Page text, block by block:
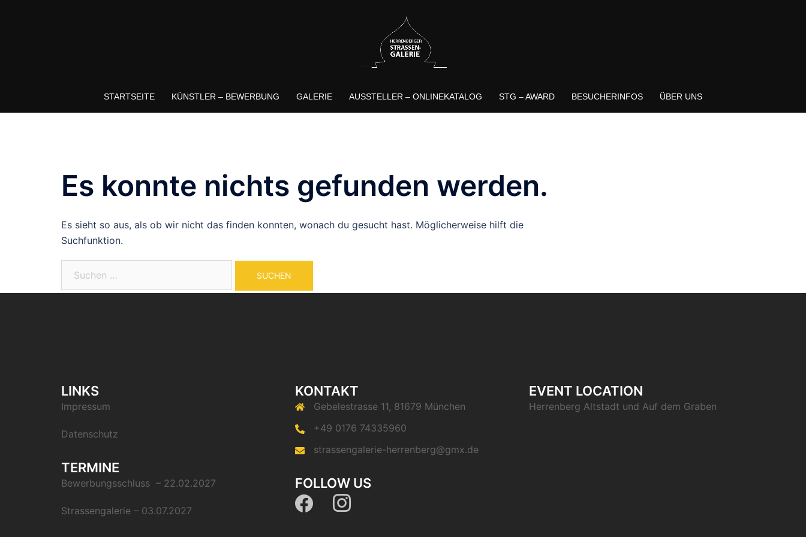
STARTSEITE KÜNSTLER – BEWERBUNG GALERIE AUSSTELLER – ONLINEKATALOG STG – AWARD BESUCHERINFOS ÜBER UNS
Es konnte nichts gefunden werden.
Es sieht so aus, als ob wir nicht das finden konnten, wonach du gesucht hast. Möglicherweise hilft die
Suchfunktion.
LINKS
Impressum
Datenschutz
TERMINE
Bewerbungsschluss – 22.02.2027
Strassengalerie – 03.07.2027
KONTAKT
Gebelestrasse 11, 81679 München
+49 0176 74335960
strassengalerie-herrenberg@gmx.de
FOLLOW US
EVENT LOCATION
Herrenberg Altstadt und Auf dem Graben